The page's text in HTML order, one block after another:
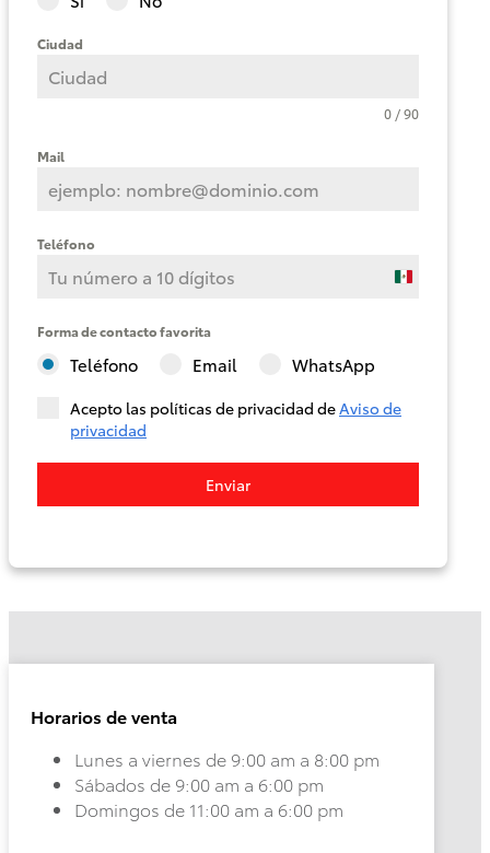
$625,900
2026
DESDE
2026
Ciudad
0 / 90
Mail
Teléfono
Mexico
Forma de contacto favorita
Teléfono Email WhatsApp
Acepto las políticas de privacidad deAviso de
privacidad
Enviar
Horarios de venta
Lunes a viernes de 9:00 am a 8:00 pm
Sábados de 9:00 am a 6:00 pm
Domingos de 11:00 am a 6:00 pm